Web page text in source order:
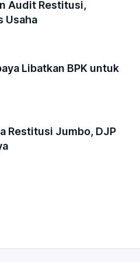
Audit Restitusi,
Usaha
Libatkan BPK untuk
Restitusi Jumbo, DJP